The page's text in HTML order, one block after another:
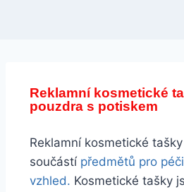
Reklamní kosmetické
pouzdra s potiskem
Reklamní kosmetické
součástí předmětů pro
vzhled. Kosmetické tašky